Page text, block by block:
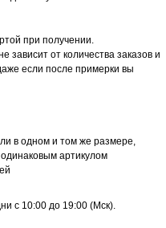
при получении.
зависит от количества заказов и
если после примерки вы
в одном и том же размере,
артикулом
с 10:00 до 19:00 (Мск).